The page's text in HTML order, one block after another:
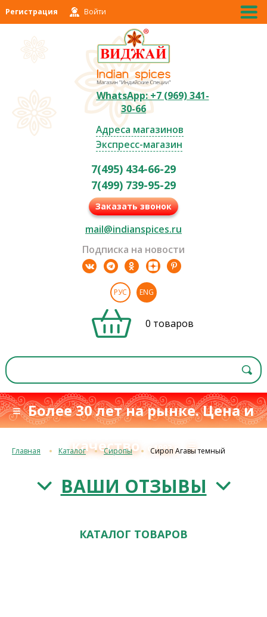
Регистрация Войти
WhatsApp: +7 (969) 341-
30-66
Адреса магазинов
Экспресс-магазин
7(495) 434-66-29
7(499) 739-95-29
Заказать звонок
mail@indianspices.ru
Подписка на новости
РУС ENG
0 товаров
≡ Более 30 лет на рынке. Цена и
качество
с 1993 г.≡
Главная Каталог Сиропы Сироп Агавы темный
ВАШИ ОТЗЫВЫ
КАТАЛОГ ТОВАРОВ